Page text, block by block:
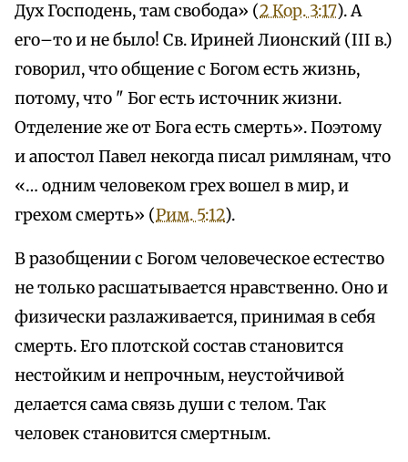
Дух Господень, там свобода» (2 Кор. 3:17). А
его–то и не было! Св. Ириней Лионский (III в.)
говорил, что общение с Богом есть жизнь,
потому, что " Бог есть источник жизни.
Отделение же от Бога есть смерть». Поэтому
и апостол Павел некогда писал римлянам, что
«… одним человеком грех вошел в мир, и
грехом смерть» (Рим. 5:12).
В разобщении с Богом человеческое естество
не только расшатывается нравственно. Оно и
физически разлаживается, принимая в себя
смерть. Его плотской состав становится
нестойким и непрочным, неустойчивой
делается сама связь души с телом. Так
человек становится смертным.